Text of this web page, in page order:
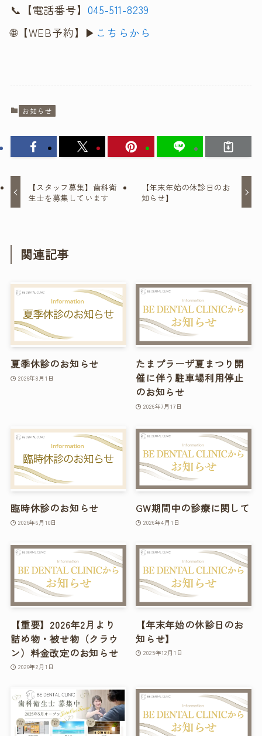
📞【電話番号】 045-511-8239
🌐【WEB予約】▶ こちらから
お知らせ
【スタッフ募集】歯科衛
生士を募集しています
【年末年始の休診日のお
知らせ】
関連記事
夏季休診のお知らせ
2026年8月1日
たまプラーザ夏まつり開
催に伴う駐車場利用停止
のお知らせ
2026年7月17日
臨時休診のお知らせ
2026年6月10日
GW期間中の診療に関して
2026年4月1日
【重要】2026年2月より
詰め物・被せ物（クラウ
ン）料金改定のお知らせ
2026年2月1日
【年末年始の休診日のお
知らせ】
2025年12月1日